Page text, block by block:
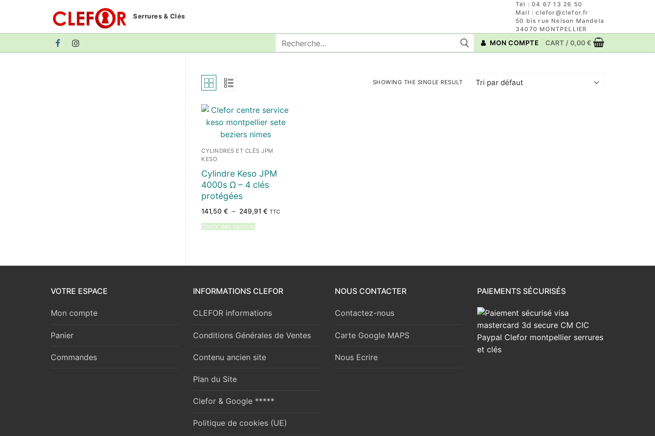
Serrures & Clés
Tél : 04 67 13 26 50
Mail : clefor@clefor.fr
50 bis rue Nelson Mandela
34070 MONTPELLIER
Rechercher
:
MON COMPTE CART / 0,00€
SHOWING THE SINGLE RESULT
CYLINDRES ET CLÉS JPM
KESO
Cylindre Keso JPM
4000s Ω – 4 clés
protégées
141,50 € – 249,91 €Plage
TTC
Choix des options
VOTRE ESPACE
Mon compte
Panier
Commandes
INFORMATIONS CLEFOR
CLEFOR informations
Conditions Générales de Ventes
Contenu ancien site
Plan du Site
Clefor & Google *****
Politique de cookies (UE)
NOUS CONTACTER
Contactez-nous
Carte Google MAPS
Nous Ecrire
PAIEMENTS SÉCURISÉS